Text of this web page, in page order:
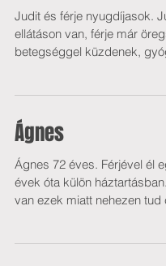
Judit és férje nyugdíjasok.
ellátáson van, férje már
betegséggel küzdenek,
Ágnes
Ágnes 72 éves. Férjével él
évek óta külön
van ezek miatt nehezen tud